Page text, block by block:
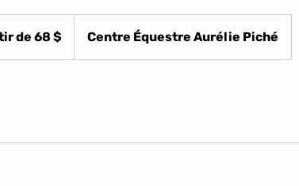
de 68 $ Centre Équestre Aurélie Piché